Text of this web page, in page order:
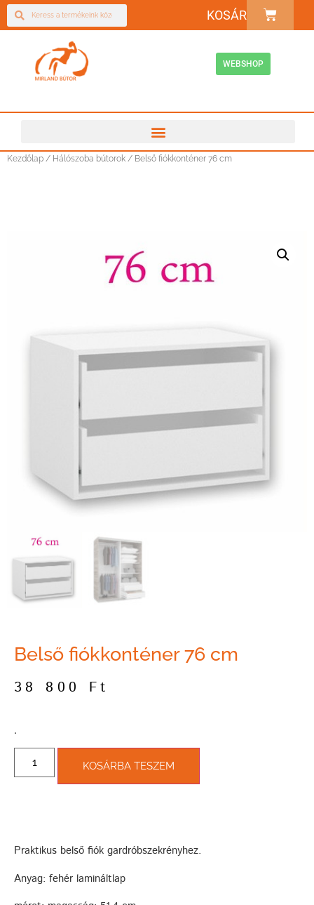
KOSÁR
WEBSHOP
Kezdőlap / Hálószoba bútorok / Belső fiókkonténer 76 cm
Belső fiókkonténer 76 cm
38 800 Ft
­.
KOSÁRBA TESZEM
Praktikus belső fiók gardróbszekrényhez.
Anyag: fehér lamináltlap